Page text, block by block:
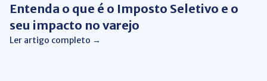
Entenda o que é o Imposto Seletivo e o
seu impacto no varejo
Ler artigo completo →